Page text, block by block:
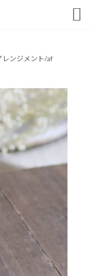

ンジメント/af